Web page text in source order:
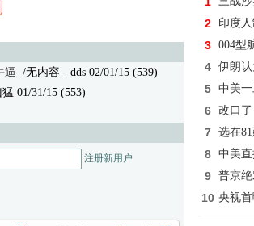
逼
/无内容 - dds 02/01/15 (539)
01/31/15 (553)
注册新用户
2 印度
3 004型
4 伊朗
5 中美
6 改口了
7 选在
8 中美
9 普京
10 央视